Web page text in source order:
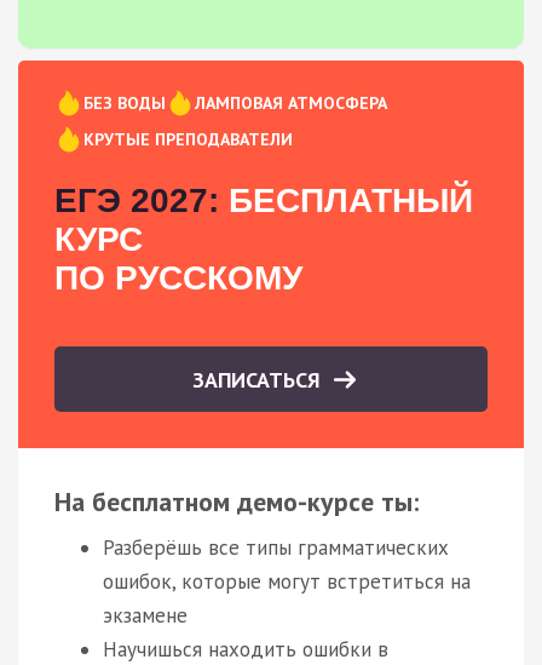
БЕЗ ВОДЫ
ЛАМПОВАЯ АТМОСФЕРА
КРУТЫЕ ПРЕПОДАВАТЕЛИ
ЕГЭ 2027: БЕСПЛАТНЫЙ
КУРС
ПО РУССКОМУ
ЗАПИСАТЬСЯ
На бесплатном демо-курсе ты:
Разберёшь все типы грамматических
ошибок, которые могут встретиться на
экзамене
Научишься находить ошибки в